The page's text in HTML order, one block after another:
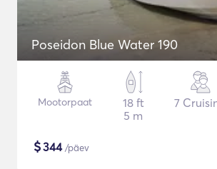
Poseidon Blue Water 190
Mootorpaat
18 ft
5 m
7
$344/päev